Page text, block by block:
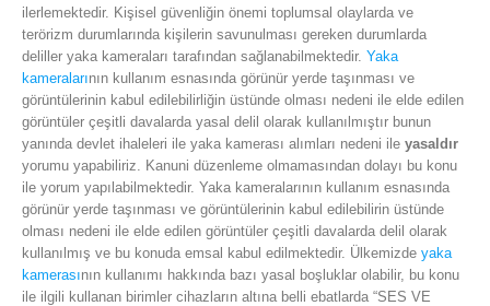
ilerlemektedir. Kişisel güvenliğin önemi toplumsal olaylarda ve
terörizm durumlarında kişilerin savunulması gereken durumlarda
deliller yaka kameraları tarafından sağlanabilmektedir. Yaka
kameralarının kullanım esnasında görünür yerde taşınması ve
görüntülerinin kabul edilebilirliğin üstünde olması nedeni ile elde edilen
görüntüler çeşitli davalarda yasal delil olarak kullanılmıştır bunun
yanında devlet ihaleleri ile yaka kamerası alımları nedeni ile yasaldır
yorumu yapabiliriz. Kanuni düzenleme olmamasından dolayı bu konu
ile yorum yapılabilmektedir. Yaka kameralarının kullanım esnasında
görünür yerde taşınması ve görüntülerinin kabul edilebilirin üstünde
olması nedeni ile elde edilen görüntüler çeşitli davalarda delil olarak
kullanılmış ve bu konuda emsal kabul edilmektedir. Ülkemizde yaka
kamerasının kullanımı hakkında bazı yasal boşluklar olabilir, bu konu
ile ilgili kullanan birimler cihazların altına belli ebatlarda “SES VE